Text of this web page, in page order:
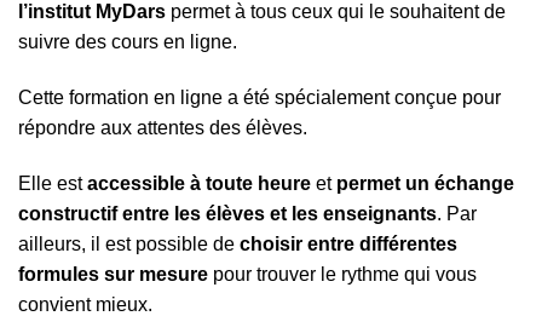
l’institut MyDars permet à tous ceux qui le souhaitent de
suivre des cours en ligne.
Cette formation en ligne a été spécialement conçue pour
répondre aux attentes des élèves.
Elle estaccessible à toute heure et permet un échange
constructif entre les élèves et les enseignants. Par
ailleurs, il est possible de choisir entre différentes
formules sur mesure pour trouver le rythme qui vous
convient mieux.